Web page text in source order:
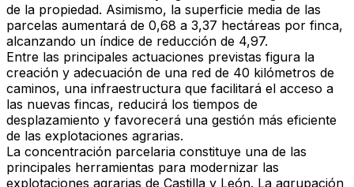
de la propiedad. Asimismo, la superficie media de las
parcelas aumentará de 0,68 a 3,37 hectáreas por finca,
alcanzando un índice de reducción de 4,97.
Entre las principales actuaciones previstas figura la
creación y adecuación de una red de 40 kilómetros de
caminos, una infraestructura que facilitará el acceso a
las nuevas fincas, reducirá los tiempos de
desplazamiento y favorecerá una gestión más eficiente
de las explotaciones agrarias.
La concentración parcelaria constituye una de las
principales herramientas para modernizar las
explotaciones agrarias de Castilla y León. La agrupación